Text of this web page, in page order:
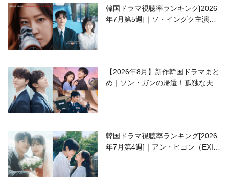
韓国ドラマ視聴率ランキング[2026
年7月第5週]｜ソ・イングク主演の
【2026年8月】新作韓国ドラマまと
め｜ソン・ガンの帰還！孤独な天才
韓国ドラマ視聴率ランキング[2026
年7月第4週]｜アン・ヒヨン（EXID